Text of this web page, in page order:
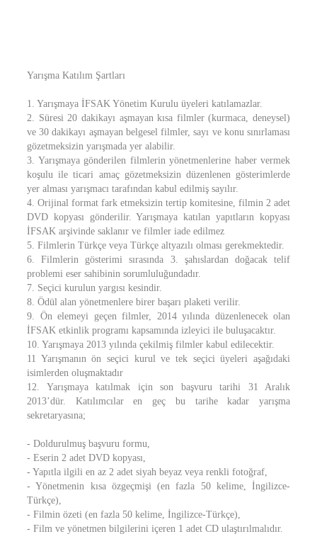
Yarışma Katılım Şartları
1. Yarışmaya İFSAK Yönetim Kurulu üyeleri katılamazlar.
2. Süresi 20 dakikayı aşmayan kısa filmler (kurmaca, deneysel)
ve 30 dakikayı aşmayan belgesel filmler, sayı ve konu sınırlaması
gözetmeksizin yarışmada yer alabilir.
3. Yarışmaya gönderilen filmlerin yönetmenlerine haber vermek
koşulu ile ticari amaç gözetmeksizin düzenlenen gösterimlerde
yer alması yarışmacı tarafından kabul edilmiş sayılır.
4. Orijinal format fark etmeksizin tertip komitesine, filmin 2 adet
DVD kopyası gönderilir. Yarışmaya katılan yapıtların kopyası
İFSAK arşivinde saklanır ve filmler iade edilmez
5. Filmlerin Türkçe veya Türkçe altyazılı olması gerekmektedir.
6. Filmlerin gösterimi sırasında 3. şahıslardan doğacak telif
problemi eser sahibinin sorumluluğundadır.
7. Seçici kurulun yargısı kesindir.
8. Ödül alan yönetmenlere birer başarı plaketi verilir.
9. Ön elemeyi geçen filmler, 2014 yılında düzenlenecek olan
İFSAK etkinlik programı kapsamında izleyici ile buluşacaktır.
10. Yarışmaya 2013 yılında çekilmiş filmler kabul edilecektir.
11 Yarışmanın ön seçici kurul ve tek seçici üyeleri aşağıdaki
isimlerden oluşmaktadır
12. Yarışmaya katılmak için son başvuru tarihi 31 Aralık
2013’dür. Katılımcılar en geç bu tarihe kadar yarışma
sekretaryasına;
- Doldurulmuş başvuru formu,
- Eserin 2 adet DVD kopyası,
- Yapıtla ilgili en az 2 adet siyah beyaz veya renkli fotoğraf,
- Yönetmenin kısa özgeçmişi (en fazla 50 kelime, İngilizce-
Türkçe),
- Filmin özeti (en fazla 50 kelime, İngilizce-Türkçe),
- Film ve yönetmen bilgilerini içeren 1 adet CD ulaştırılmalıdır.